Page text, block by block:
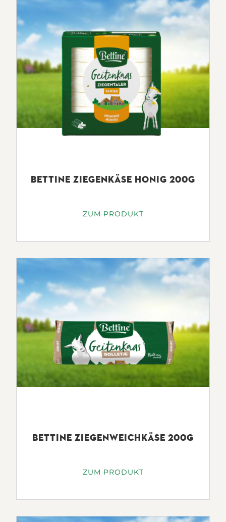
Antioxidationsmittel (E301),
Konservierungsmittel (E250), Rauch),
Gewürze.
100G ENTHALTEN:
ENERGIE /
BRENNWERT
1034 KJ (247 KCAL)
davon Zucker
EIWEISS 16.2G
BETTINE ZIEGENKÄSE HONIG 200G
ZUM PRODUKT
BETTINE ZIEGENWEICHKÄSE 200G
ZUM PRODUKT